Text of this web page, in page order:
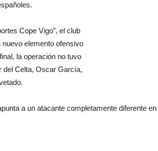
Cope Vigo”, el club
elemento ofensivo
la operación no tuvo
del Celta, Oscar García,
a un atacante completamente diferente